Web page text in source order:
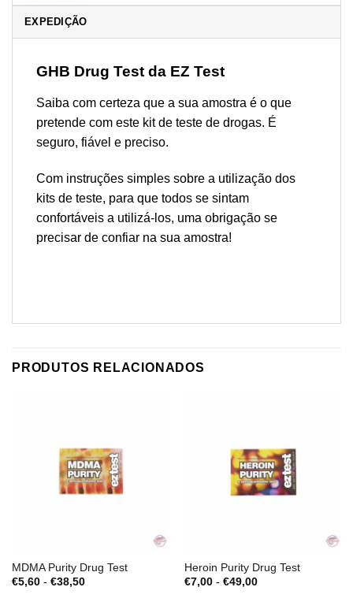
EXPEDIÇÃO
GHB Drug Test da EZ Test
Saiba com certeza que a sua amostra é o que
pretende com este kit de teste de drogas. É
seguro, fiável e preciso.
Com instruções simples sobre a utilização dos
kits de teste, para que todos se sintam
confortáveis a utilizá-los, uma obrigação se
precisar de confiar na sua amostra!
PRODUTOS RELACIONADOS
MDMA Purity Drug Test
€5,60 - €38,50Gama
Heroin Purity Drug Test
€7,00 - €49,00Gama